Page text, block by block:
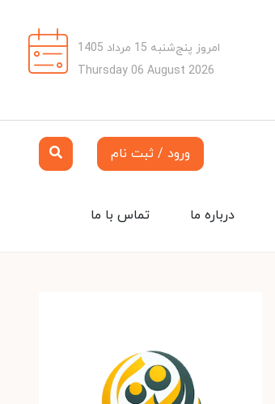
امروز پنج‌شنبه 15 مرداد 1405
Thursday 06 August 2026
ورود / ثبت نام
تماس با ما درباره ما